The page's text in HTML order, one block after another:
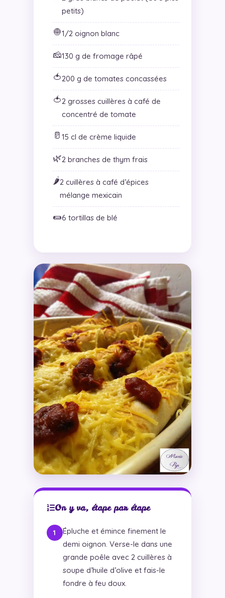
petits)
🧅1/2 oignon blanc
🧀130 g de fromage râpé
🍅200 g de tomates concassées
🍅2 grosses cuillères à café de
concentré de tomate
🥛 15 cl de crème liquide
🌿2 branches de thym frais
🌶️2 cuillères à café d’épices
mélange mexicain
🌯6 tortillas de blé
On y va, étape par étape
Épluche et émince finement le
demi oignon. Verse-le dans une
grande poêle avec 2 cuillères à
soupe d’huile d’olive et fais-le
fondre à feu doux.